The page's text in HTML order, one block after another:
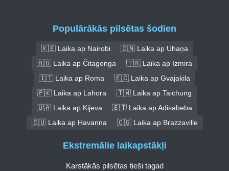
Populārākās pilsētas šodien
🇰🇪 Laika ap Nairobi
🇨🇳 Laika ap Uhaņa
🇧🇩 Laika ap Čitagonga
🇹🇷 Laika ap Izmira
🇮🇹 Laika ap Roma
🇪🇨 Laika ap Gvajakila
🇵🇰 Laika ap Lahora
🇹🇼 Laika ap Taichung
🇺🇦 Laika ap Kijeva
🇪🇹 Laika ap Adisabeba
🇨🇺 Laika ap Havanna
🇨🇬 Laika ap Brazzaville
Ekstremālie laikapstākļi
Karstākās pilsētas tieši tagad